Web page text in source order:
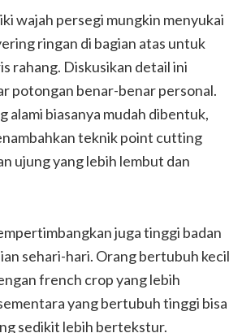
wajah persegi mungkin menyukai
ringan di bagian atas untuk
rahang. Diskusikan detail ini
potongan benar-benar personal.
alami biasanya mudah dibentuk,
teknik point cutting
ujung yang lebih lembut dan
juga tinggi badan
sehari-hari. Orang bertubuh kecil
french crop yang lebih
yang bertubuh tinggi bisa
sedikit lebih bertekstur.